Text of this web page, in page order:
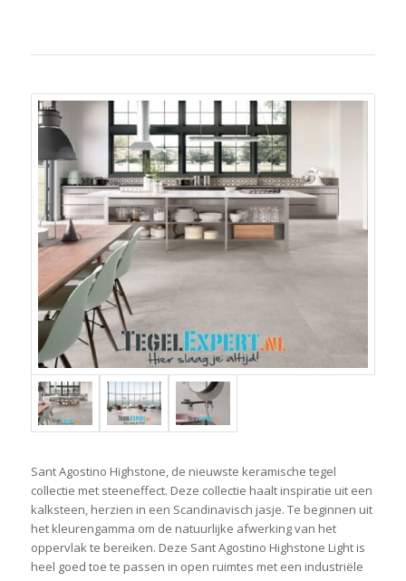
Sant Agostino Highstone, de nieuwste keramische tegel
collectie met steeneffect. Deze collectie haalt inspiratie uit een
kalksteen, herzien in een Scandinavisch jasje. Te beginnen uit
het kleurengamma om de natuurlijke afwerking van het
oppervlak te bereiken. Deze Sant Agostino Highstone Light is
heel goed toe te passen in open ruimtes met een industriële